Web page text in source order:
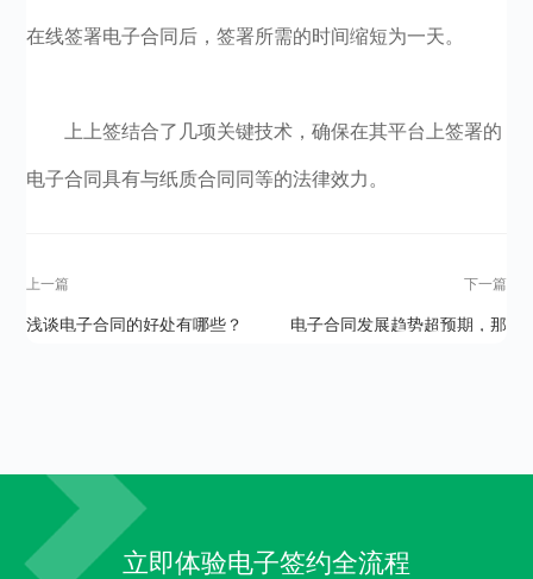
在线签署电子合同后，签署所需的时间缩短为一天。
上上签结合了几项关键技术，确保在其平台上签署的
电子合同具有与纸质合同同等的法律效力。
上一篇
浅谈电子合同的好处有哪些？
下一篇
电子合同发展趋势超预期，那
立即体验电子签约全流程